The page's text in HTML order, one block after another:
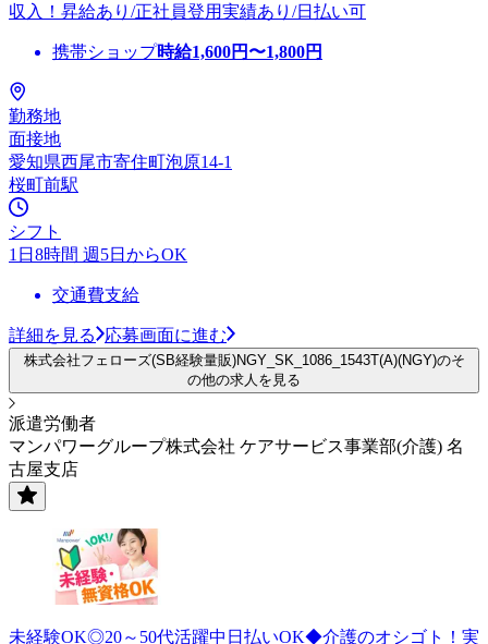
収入！昇給あり/正社員登用実績あり/日払い可
携帯ショップ時給1,600円〜1,800円
勤務地
面接地
愛知県西尾市寄住町泡原14-1
桜町前駅
シフト
1日8時間 週5日からOK
交通費支給
詳細を見る 応募画面に進む
株式会社フェローズ(SB経験量販)NGY_SK_1086_1543T(A)(NGY)のそ
の他の求人を見る
派遣労働者
マンパワーグループ株式会社 ケアサービス事業部(介護) 名
古屋支店
未経験OK◎20～50代活躍中日払いOK◆介護のオシゴト！実